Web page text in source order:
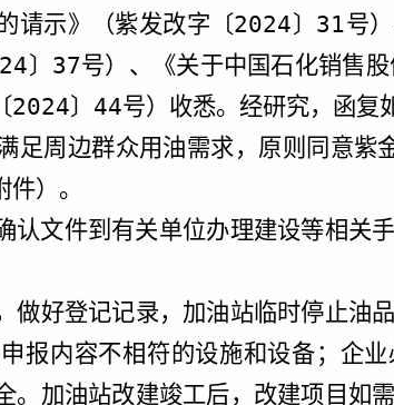
请示》（紫发改字〔2024〕 31号
〕 37号）、《关于中国石化销售
2024〕 44号）收悉。经研究，函复
足周边群众用油需求，原则同意紫
）。
认文件到有关单位办理建设等相关
做好登记记录， 加油站临时停止油
报内容不相符的设施和设备；企
。加油站改建竣工后， 改建项目如